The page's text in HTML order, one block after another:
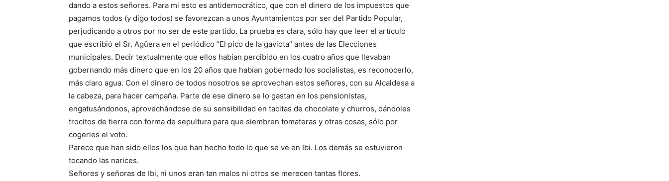
dando a estos señores. Para mi esto es antidemocrático, que con el dinero de los impuestos que
pagamos todos (y digo todos) se favorezcan a unos Ayuntamientos por ser del Partido Popular,
perjudicando a otros por no ser de este partido. La prueba es clara, sólo hay que leer el artículo
que escribió el Sr. Agüera en el periódico “El pico de la gaviota” antes de las Elecciones
municipales. Decir textualmente que ellos habían percibido en los cuatro años que llevaban
gobernando más dinero que en los 20 años que habían gobernado los socialistas, es reconocerlo,
más claro agua. Con el dinero de todos nosotros se aprovechan estos señores, con su Alcaldesa a
la cabeza, para hacer campaña. Parte de ese dinero se lo gastan en los pensionistas,
engatusándonos, aprovechándose de su sensibilidad en tacitas de chocolate y churros, dándoles
trocitos de tierra con forma de sepultura para que siembren tomateras y otras cosas, sólo por
cogerles el voto.
Parece que han sido ellos los que han hecho todo lo que se ve en Ibi. Los demás se estuvieron
tocando las narices.
Señores y señoras de Ibi, ni unos eran tan malos ni otros se merecen tantas flores.